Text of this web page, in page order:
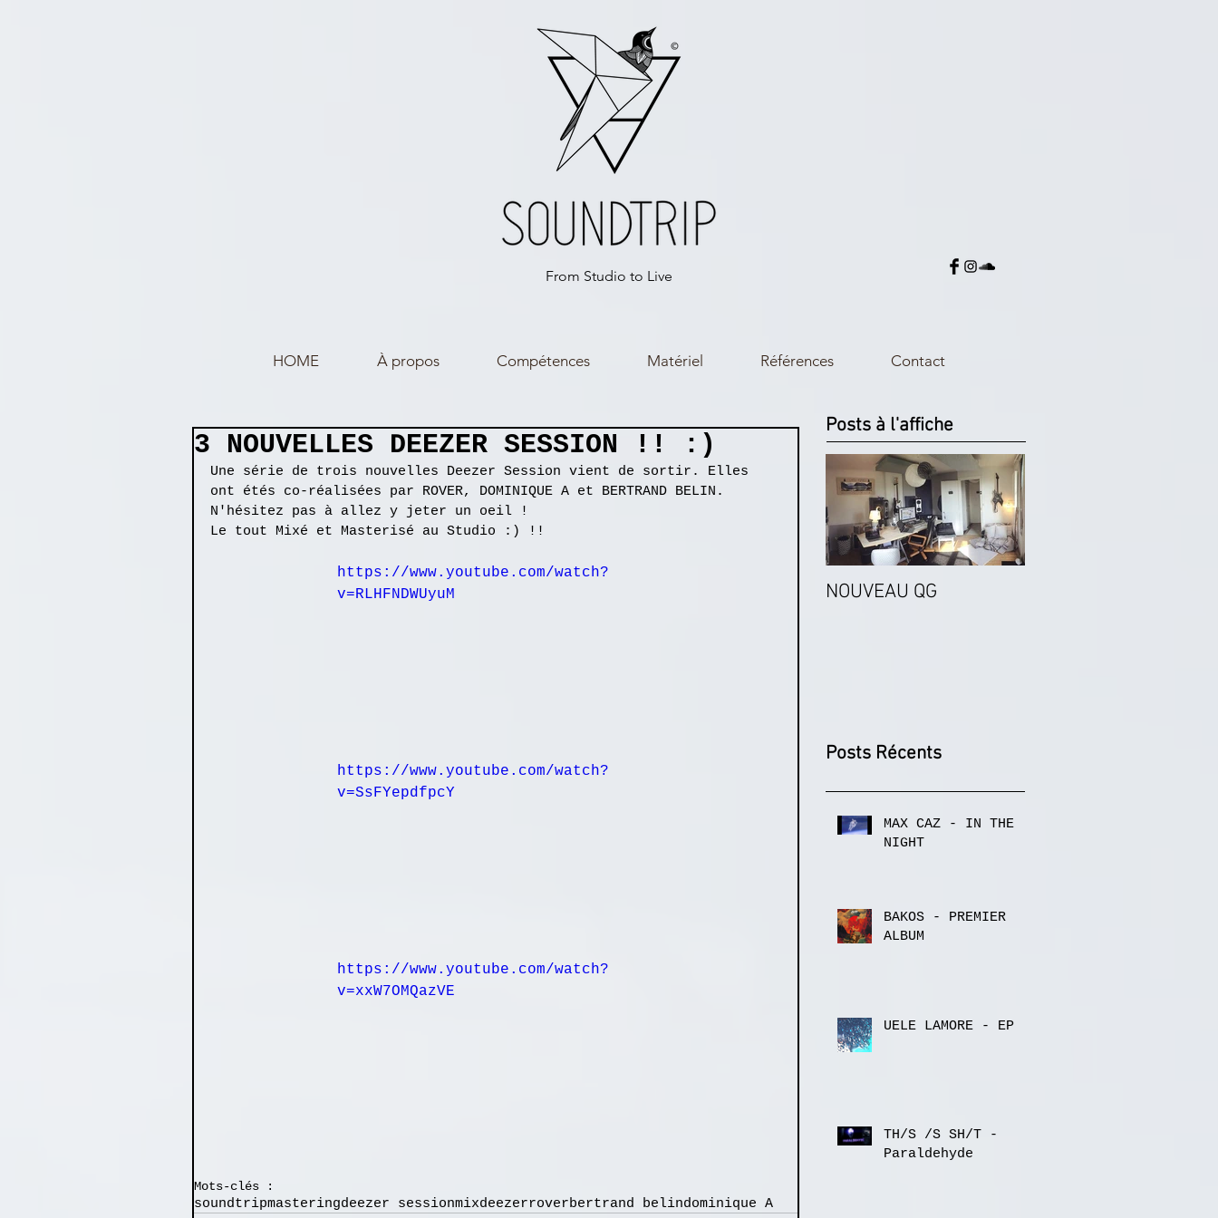
From Studio to Live
HOME À propos Compétences Matériel Références Contact
3 NOUVELLES DEEZER SESSION !! :)
Une série de trois nouvelles Deezer Session vient de sortir. Elles
ont étés co-réalisées par ROVER, DOMINIQUE A et BERTRAND BELIN.
N'hésitez pas à allez y jeter un oeil !
Le tout Mixé et Masterisé au Studio :) !!
https://www.youtube.com/watch?
v=RLHFNDWUyuM
https://www.youtube.com/watch?
v=SsFYepdfpcY
https://www.youtube.com/watch?
v=xxW7OMQazVE
Mots-clés :
soundtripmasteringdeezer sessionmixdeezerroverbertrand belindominique A
Posts à l'affiche
NOUVEAU QG
Posts Récents
MAX CAZ - IN THE
NIGHT
BAKOS - PREMIER
ALBUM
UELE LAMORE - EP
TH/S /S SH/T -
Paraldehyde